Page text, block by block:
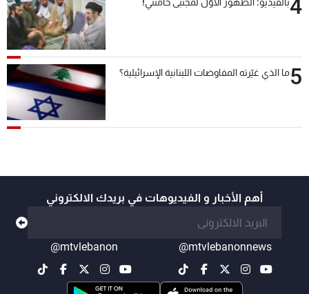
4
5ما الذي غيّرته المفاوضات اللبنانية الإسرائيلية؟
أهم الأخبار و الفيديوهات في بريدك الالكتروني
@mtvlebanonnews
@mtvlebanon